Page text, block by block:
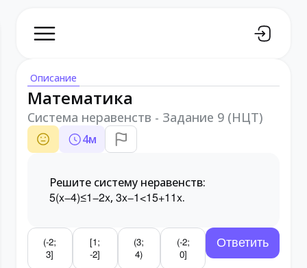
Описание
Математика
Система неравенств - Задание 9 (НЦТ)
4м
Решите систему неравенств:
5(x−4)≤1−2x, 3x−1<15+11x.
(-2;
3]
[1;
-2]
(3;
4)
(-2;
0]